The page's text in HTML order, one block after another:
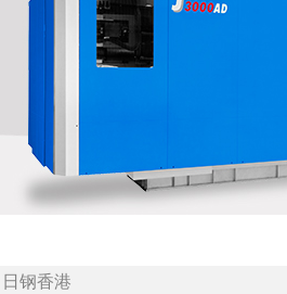
日钢香港